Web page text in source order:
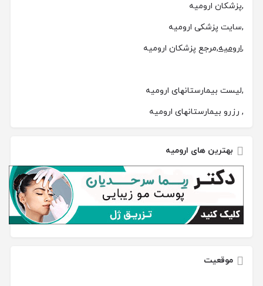
,پزشکان ارومیه
,سایت پزشکی ارومیه
,ارومیه,مرجع پزشکان ارومیه
,لیست بیمارستانهای ارومیه
, رزرو بیمارستانهای ارومیه
بهترین های ارومیه
موقعیت